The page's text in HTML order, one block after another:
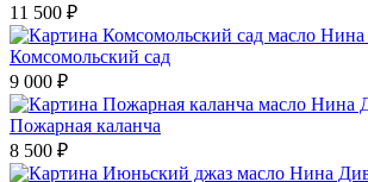
11 500 ₽
Комсомольский сад
9 000 ₽
Пожарная каланча
8 500 ₽